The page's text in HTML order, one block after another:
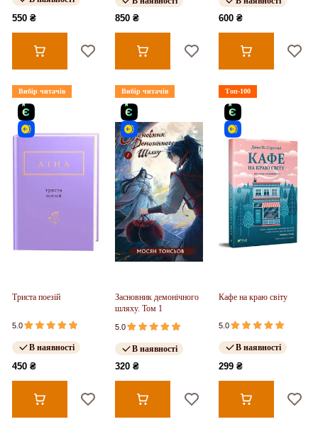
550 ₴ 850 ₴ 600 ₴
Вибір читачів
Триста поезій
5.0
В наявності
450 ₴
Вибір читачів
Засновник демонічного
шляху. Том 1
5.0
В наявності
320 ₴
Топ-100
Кафе на краю світу
5.0
В наявності
299 ₴